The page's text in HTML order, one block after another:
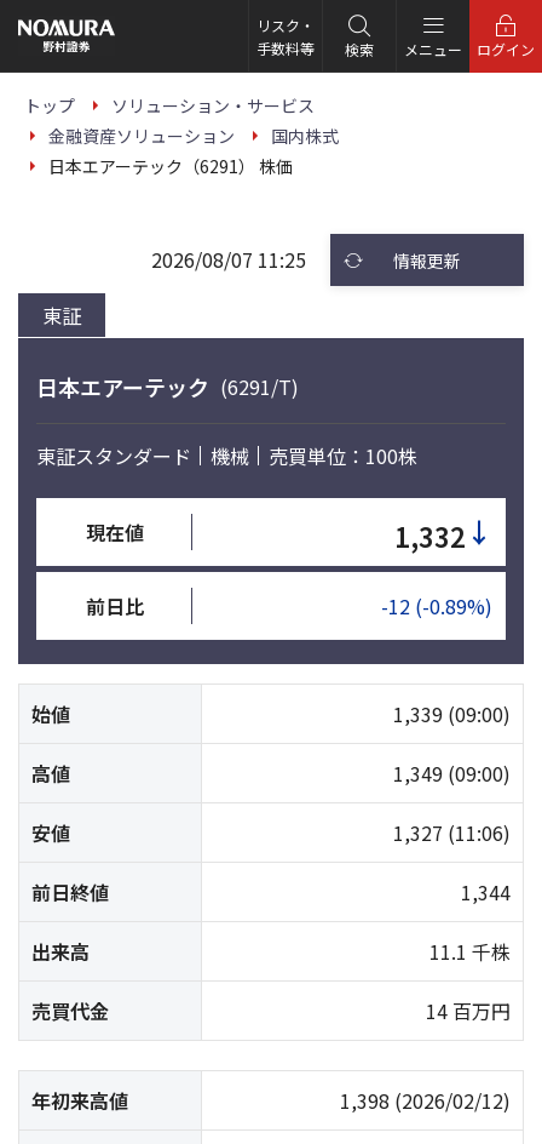
の
ー
リスク・
手数料等
検索 メニュー ログイン
トップ
ソリューション・サービス
金融資産ソリューション
国内株式
日本エアーテック（6291） 株価
東証
2026/08/07 11:25 情報更新
日本エアーテック (6291/T)
東証スタンダード 機械 売買単位：100株
現在値 1,332 ↓
前日比 -12 (-0.89%)
始値 1,339 (09:00)
高値 1,349 (09:00)
安値 1,327 (11:06)
前日終値 1,344
出来高 11.1 千株
売買代金 14 百万円
年初来高値 1,398 (2026/02/12)